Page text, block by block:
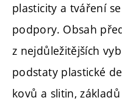
plasticity a tváření
podpory. Obsah
z nejdůležitějších
podstaty plastické
kovů a slitin,